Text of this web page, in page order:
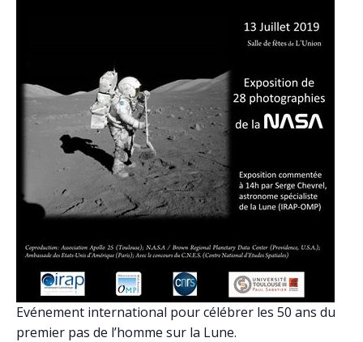
Evénement international pour célébrer les 50 ans du
premier pas de l’homme sur la Lune.